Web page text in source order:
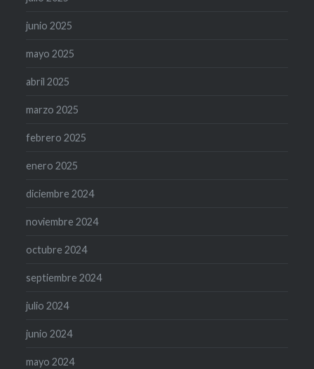
junio 2025
mayo 2025
abril 2025
marzo 2025
febrero 2025
enero 2025
diciembre 2024
noviembre 2024
octubre 2024
septiembre 2024
julio 2024
junio 2024
mayo 2024